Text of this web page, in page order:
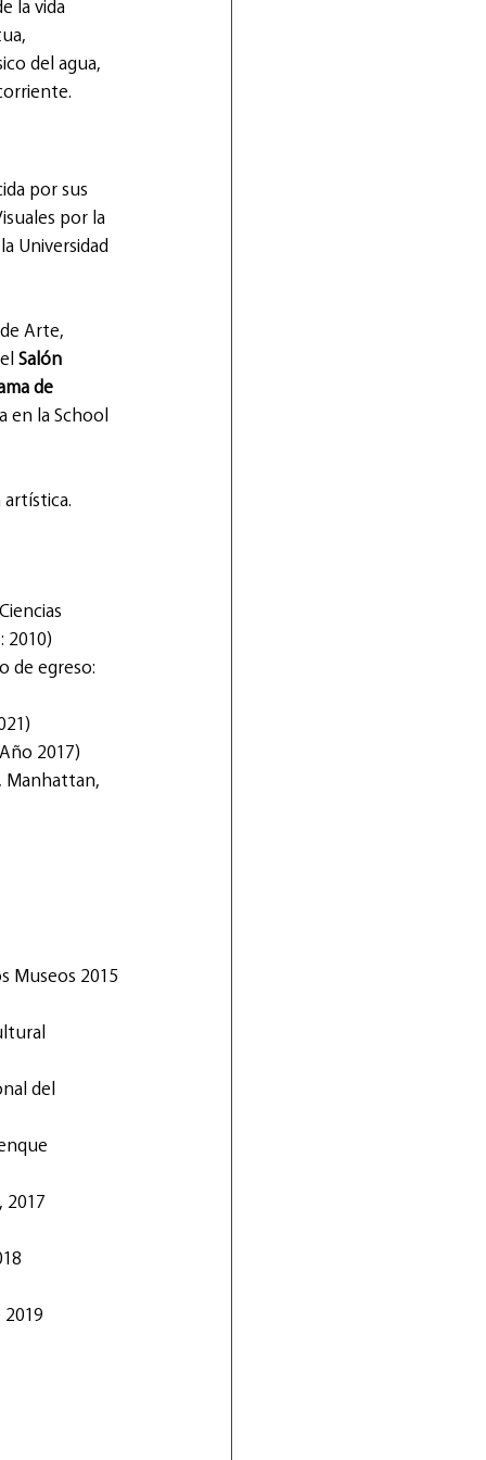
la vida
del agua,
por sus
por la
Universidad
Arte,
Salón
de
en la School
2010)
de egreso:
2017)
Manhattan,
Museos 2015
del
2017